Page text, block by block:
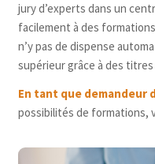
jury d’experts dans un
facilement à des
n’y pas de dispense
supérieur grâce à des
En tant que demandeur
possibilités de formations,